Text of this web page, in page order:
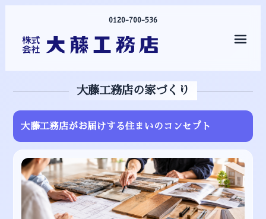
0120-700-536
大藤工務店の家づくり
大藤工務店がお届けする住まいのコンセプト